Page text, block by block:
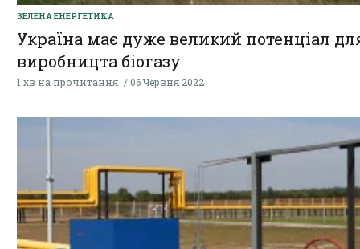
ЗЕЛЕНА ЕНЕРГЕТИКА
Україна має дуже великий потенціал
виробницта біогазу
1 хв на прочитання 06 Червня 2022